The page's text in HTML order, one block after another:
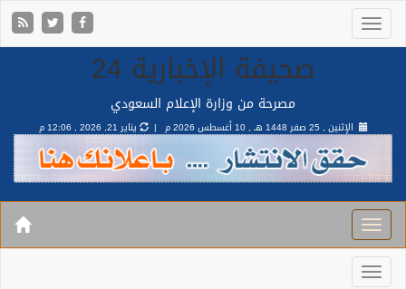
صحيفة الإخبارية 24
مصرحة من وزارة الإعلام السعودي
الإثنين , 25 صفر 1448 هـ , 10 أغسطس 2026 م | يناير 21, 2026 , 12:06 م